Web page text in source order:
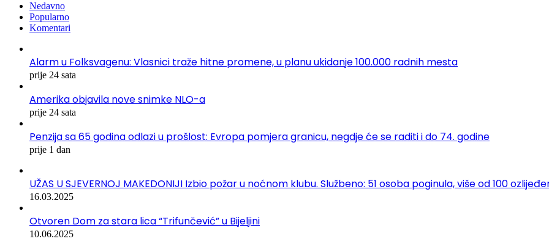
Nedavno
Popularno
Komentari
Alarm u Folksvagenu: Vlasnici traže hitne promene, u planu ukidanje 100.000 radnih mesta
prije 24 sata
Amerika objavila nove snimke NLO-a
prije 24 sata
Penzija sa 65 godina odlazi u prošlost: Evropa pomjera granicu, negdje će se raditi i do 74. godine
prije 1 dan
UŽAS U SJEVERNOJ MAKEDONIJI Izbio požar u noćnom klubu. Službeno: 51 osoba poginula, više od 100
16.03.2025
Otvoren Dom za stara lica “Trifunčević” u Bijeljini
10.06.2025